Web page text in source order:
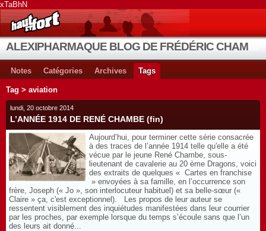
xTaBhN
Notes Catégories Archives Tags
Tag > aviation
lundi, 20 octobre 2014
L’ANNÉE 1914 DE RENÉ CHAMBE (fin)
Aujourd’hui, pour terminer cette série consacrée
à des traces de l’année 1914 telle qu'elle a été
vécue par le jeune René Chambe, sous-
lieutenant de cavalerie au 20 ème Dragons, voici
des extraits de quelques « Cartes en franchise
» envoyées à sa famille, en l’occurrence son
frère, Joseph (« Jo », son interlocuteur habituel) et sa belle-sœur («
Claire » ça, c'est exceptionnel). Les propos de leur auteur se
ressentent visiblement des inquiétudes manifestées dans leur courrier
par les proches, par exemple lorsque du temps s’écoule sans que l’un
des leurs ait donné...